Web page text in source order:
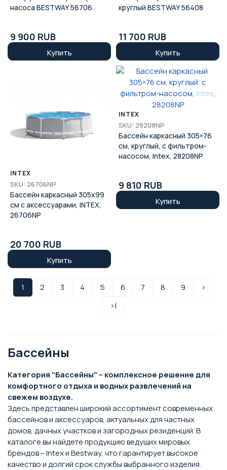
насоса BESTWAY 56706
9 900 RUB
Купить
круглый BESTWAY 56408
11 700 RUB
Купить
INTEX
SKU: 26706NP
Бассейн каркасный 305x99
см с аксессуарами, INTEX,
26706NP
20 700 RUB
Купить
INTEX
SKU: 28208NP
Бассейн каркасный 305×76
см, круглый, с фильтром-
насосом, Intex, 28208NP
9 810 RUB
Купить
1 2 3 4 5 6 7 8 9
>
>|
Бассейны
Категория "Бассейны" – комплексное решение для
комфортного отдыха и водных развлечений на
свежем воздухе.
Здесь представлен широкий ассортимент современных
бассейнов и аксессуаров, актуальных для частных
домов, дачных участков и загородных резиденций. В
каталоге вы найдете продукцию ведущих мировых
брендов – Intex и Bestway, что гарантирует высокое
качество и долгий срок службы выбранного изделия.